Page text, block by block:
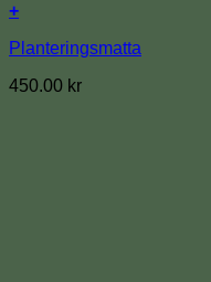
+
Planteringsmatta
450.00 kr